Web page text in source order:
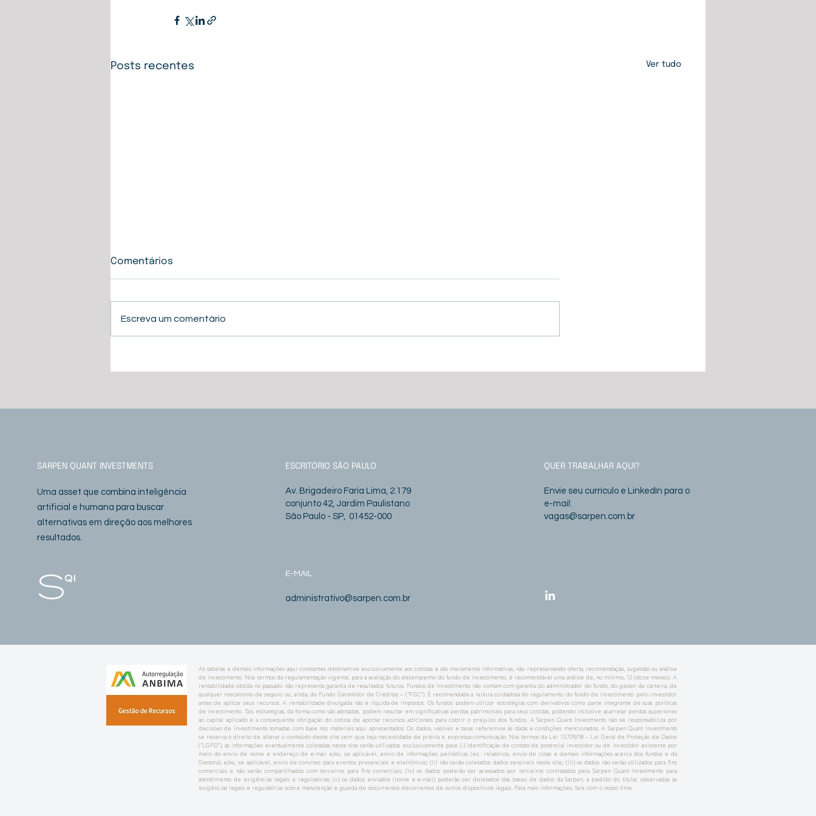
Posts recentes Ver tudo
Comentários
Escreva um comentário
SARPEN QUANT INVESTMENTS
Uma asset que combina inteligência
artificial e humana para buscar
alternativas em direção aos melhores
resultados.
ESCRITÓRIO SÃO PAULO
Av. Brigadeiro Faria Lima, 2.179
conjunto 42, Jardim Paulistano
São Paulo - SP, 01452-000
E-MAIL
administrativo@sarpen.com.br
QUER TRABALHAR AQUI?
Envie seu currículo e LinkedIn para o
e-mail:
vagas@sarpen.com.br
As tabelas e demais informações aqui constantes destinam-se exclusivamente aos cotistas e são meramente informativas, não representando oferta, recomendação, sugestão ou análise
de investimento. Nos termos da regulamentação vigente, para a avaliação do desempenho do fundo de investimento, é recomendável uma análise de, no mínimo, 12 (doze meses). A
rentabilidade obtida no passado não representa garantia de resultados futuros. Fundos de Investimento não contam com garantia do administrador do fundo, do gestor da carteira, de
qualquer mecanismo de seguro ou, ainda, do Fundo Garantidor de Créditos – (“FGC”). É recomendada a leitura cuidadosa do regulamento do fundo de investimento pelo investidor
antes de aplicar seus recursos. A rentabilidade divulgada não é líquida de impostos. Os fundos podem utilizar estratégias com derivativos como parte integrante de suas políticas
de investimento. Tais estratégias, da forma como são adotadas, podem resultar em significativas perdas patrimoniais para seus cotistas, podendo inclusive acarretar perdas superiores
ao capital aplicado e a consequente obrigação do cotista de aportar recursos adicionais para cobrir o prejuízo dos fundos. A Sarpen Quant Investments não se responsabiliza por
decisões de investimento tomadas com base nos materiais aqui apresentados. Os dados, valores e taxas referem-se às datas e condições mencionados. A Sarpen Quant Investments
se reserva o direito de alterar o conteúdo deste site sem que haja necessidade de prévia e expressa comunicação. Nos termos da Lei 13.709/18 – Lei Geral de Proteção de Dados
(“LGPD”), as informações eventualmente coletadas neste site serão utilizadas exclusivamente para: (i) identificação de contato de potencial investidor ou de investidor existente por
meio do envio de nome e endereço de e-mail e/ou, se aplicável, envio de informações periódicas (ex.: relatórios, envio de cotas e demais informações acerca dos fundos e da
Gestora), e/ou, se aplicável, envio de convites para eventos presenciais e eletrônicos; (ii) não serão coletados dados sensíveis neste site; (iii) os dados não serão utilizados para fins
comerciais e não serão compartilhados com terceiros para fins comerciais; (iv) os dados poderão ser acessados por terceiros contratados pela Sarpen Quant Investments para
atendimento de exigências legais e regulatórias; (v) os dados enviados (nome e e-mail) poderão ser deletados das bases de dados da Sarpen, a pedido do titular, observadas as
exigências legais e regulatórias sobre manutenção e guarda de documentos decorrentes de outros dispositivos legais. Para mais informações, fale com o nosso time.